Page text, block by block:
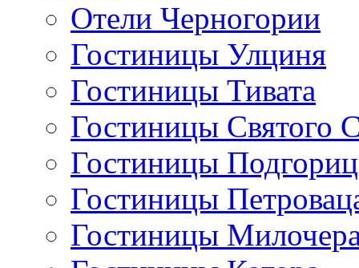
Отели Черногории
Гостиницы Улциня
Гостиницы Тивата
Гостиницы Святого
Гостиницы
Гостиницы
Гостиницы